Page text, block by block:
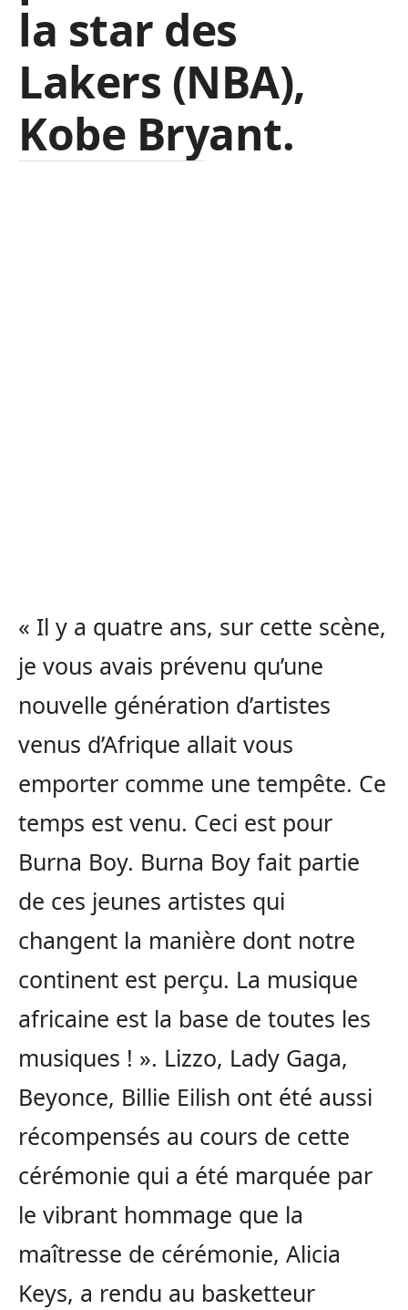
la star des
Lakers (NBA),
Kobe Bryant.
« Il y a quatre ans, sur cette scène,
je vous avais prévenu qu’une
nouvelle génération d’artistes
venus d’Afrique allait vous
emporter comme une tempête. Ce
temps est venu. Ceci est pour
Burna Boy. Burna Boy fait partie
de ces jeunes artistes qui
changent la manière dont notre
continent est perçu. La musique
africaine est la base de toutes les
musiques ! ». Lizzo, Lady Gaga,
Beyonce, Billie Eilish ont été aussi
récompensés au cours de cette
cérémonie qui a été marquée par
le vibrant hommage que la
maîtresse de cérémonie, Alicia
Keys, a rendu au basketteur